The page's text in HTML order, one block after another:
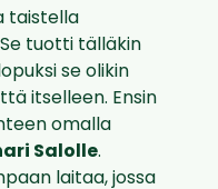
taistella
tuotti tälläkin
se olikin
itselleen. Ensin
omalla
Salolle.
laitaa, jossa